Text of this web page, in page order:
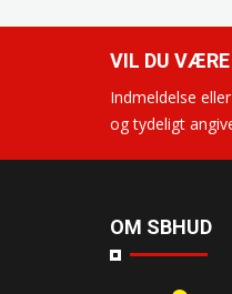
VIL DU
Indmeldelse
og tydeligt
OM SBHUD